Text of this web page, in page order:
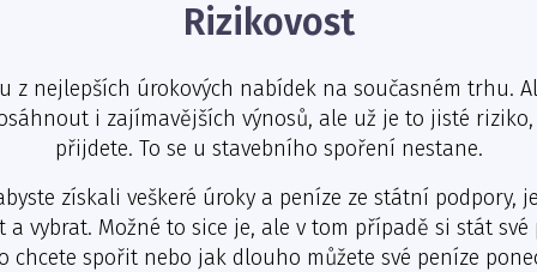
Rizikovost
z nejlepších úrokových nabídek na současném trhu.
i zajímavějších výnosů, ale už je to jisté
přijdete. To se u stavebního spoření nestane.
získali veškeré úroky a peníze ze státní podpory,
vybrat. Možné to sice je, ale v tom případě si stát své
spořit nebo jak dlouho můžete své peníze